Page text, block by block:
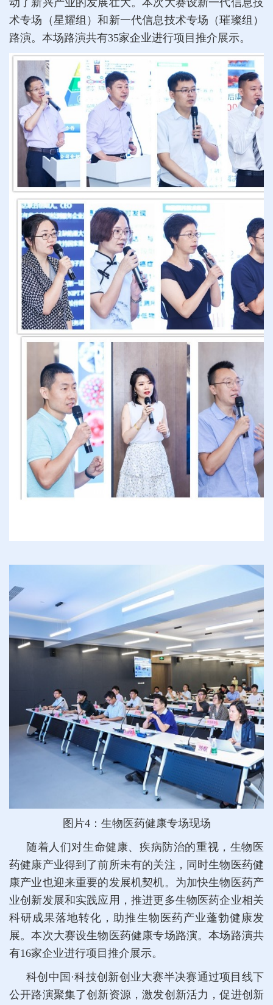
术专场（星耀组）和新一代信息技术专场（璀璨组）
路演。本场路演共有35家企业进行项目推介展示。
图片4：生物医药健康专场现场
随着人们对生命健康、疾病防治的重视，生物医
药健康产业得到了前所未有的关注，同时生物医药健
康产业也迎来重要的发展机契机。为加快生物医药产
业创新发展和实践应用，推进更多生物医药企业相关
科研成果落地转化，助推生物医药产业蓬勃健康发
展。本次大赛设生物医药健康专场路演。本场路演共
有16家企业进行项目推介展示。
科创中国·科技创新创业大赛半决赛通过项目线下
公开路演聚集了创新资源，激发创新活力，促进创新